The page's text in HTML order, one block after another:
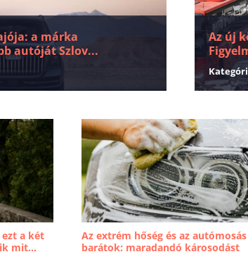
a márka
autóját Szlov...
Az új
a két
mit...
Az extrém hőség és az
barátok: maradandó károsodást